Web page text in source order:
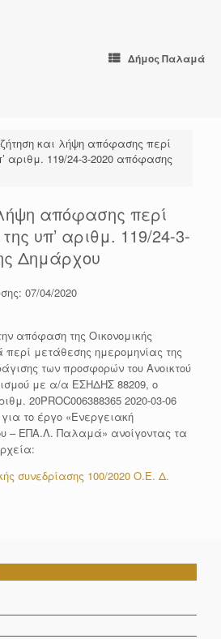
Δήμος Παλαμά
και λήψη απόφασης περί
αριθμ. 119/24-3-2020 απόφασης
απόφασης περί
υπ’ αριθμ. 119/24-3-
Δημάρχου
07/04/2020
απόφαση της Οικονομικής
μετάθεσης ημερομηνίας της
των προσφορών του Ανοικτού
με α/α ΕΣΗΔΗΣ 88209, ο
20PROC006388365 2020-03-06
το έργο «Ενεργειακή
– ΕΠΑ.Λ. Παλαμά» ανοίγοντας τα
συνεδρίασης 100/2020 Ο.Ε. Δ.